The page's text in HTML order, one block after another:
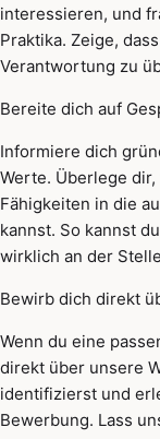
interessieren, und
Praktika. Zeige,
Verantwortung zu
Bereite dich auf
Informiere dich
Werte. Überlege
Fähigkeiten in die
kannst. So kannst
wirklich an der
Bewirb dich direkt
Wenn du eine
direkt über unsere
identifizierst und
Bewerbung. Lass